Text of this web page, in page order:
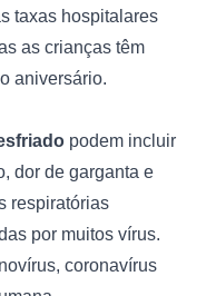
taxas hospitalares
as crianças têm
aniversário.
podem incluir
dor de garganta e
respiratórias
por muitos vírus.
coronavírus